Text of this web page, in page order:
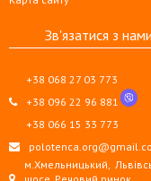
Зв'язатися з нами
+38 068 27 03 773
+38 096 22 96 881
+38 066 15 33 773
м.Хмельницький,